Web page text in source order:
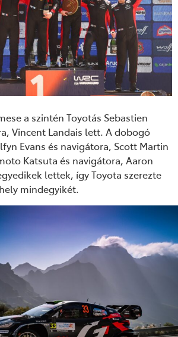
a szintén Toyotás Sebastien
Vincent Landais lett. A dobogó
Evans és navigátora, Scott Martin
Katsuta és navigátora, Aaron
lettek, így Toyota szerezte
mindegyikét.